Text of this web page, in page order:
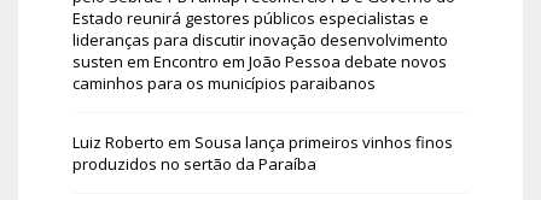
Estado reunirá gestores públicos especialistas e
lideranças para discutir inovação desenvolvimento
susten em Encontro em João Pessoa debate novos
caminhos para os municípios paraibanos
Luiz Roberto em Sousa lança primeiros vinhos finos
produzidos no sertão da Paraíba